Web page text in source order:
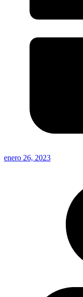
enero 26, 2023